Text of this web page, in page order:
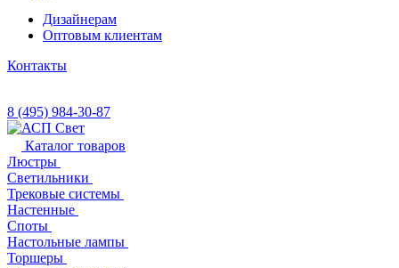
Дизайнерам
Оптовым клиентам
Контакты
8 (495) 984-30-87
Каталог товаров
Люстры
Светильники
Трековые системы
Настенные
Споты
Настольные лампы
Торшеры